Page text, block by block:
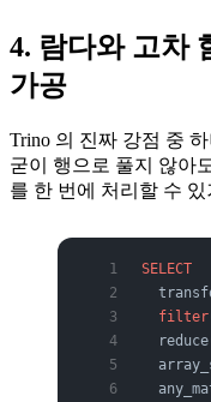
4. 람다와 고차
가공
Trino 의 진짜 강점 중
굳이 행으로 풀지 않아
를 한 번에 처리할 수 있
SELECT
  filter